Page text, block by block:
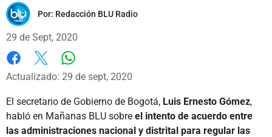
Por: Redacción BLU Radio
29 de Sept, 2020
Facebook
X
Actualizado: 29 de sept, 2020
El secretario de Gobierno de Bogotá, Luis Ernesto Gómez,
habló en Mañanas BLU sobre el intento de acuerdo entre
las administraciones nacional y distrital para regular las